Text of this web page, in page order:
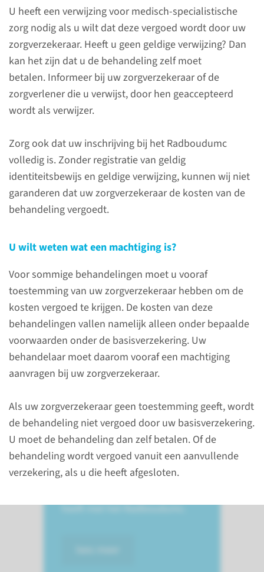
U heeft een verwijzing voor medisch-specialistische
zorg nodig als u wilt dat deze vergoed wordt door uw
zorgverzekeraar. Heeft u geen geldige verwijzing? Dan
kan het zijn dat u de behandeling zelf moet
betalen. Informeer bij uw zorgverzekeraar of de
zorgverlener die u verwijst, door hen geaccepteerd
wordt als verwijzer.
Zorg ook dat uw inschrijving bij het Radboudumc
volledig is. Zonder registratie van geldig
identiteitsbewijs en geldige verwijzing, kunnen wij niet
garanderen dat uw zorgverzekeraar de kosten van de
behandeling vergoedt.
U wilt weten wat een machtiging is?
Voor sommige behandelingen moet u vooraf
toestemming van uw zorgverzekeraar hebben om de
kosten vergoed te krijgen. De kosten van deze
behandelingen vallen namelijk alleen onder bepaalde
voorwaarden onder de basisverzekering. Uw
behandelaar moet daarom vooraf een machtiging
aanvragen bij uw zorgverzekeraar.
Als uw zorgverzekeraar geen toestemming geeft, wordt
de behandeling niet vergoed door uw basisverzekering.
U moet de behandeling dan zelf betalen. Of de
behandeling wordt vergoed vanuit een aanvullende
verzekering, als u die heeft afgesloten.
Eigen risico
U wilt meer weten over de
vergoeding van uw
behandeling?
Wat is het tarief van uw
behandeling?
Betaling zorgnota
Informeer bij uw
zorgverzekeraar
Als u zorg krijgt in het
Radboudumc, dan zijn hier
kosten aan verbonden. Denk
bijvoorbeeld aan het eigen
risico en controleer of uw
heeft met het Radboudumc.